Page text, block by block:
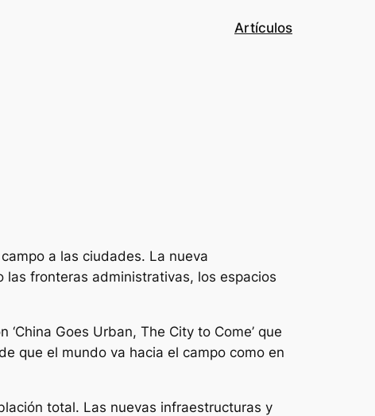
Artículos
a las ciudades. La nueva
fronteras administrativas, los espacios
Goes Urban, The City to Come’ que
que el mundo va hacia el campo como en
total. Las nuevas infraestructuras y